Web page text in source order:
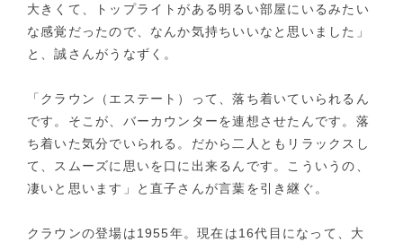
大きくて、トップライトがある明るい部屋にいるみたい
な感覚だったので、なんか気持ちいいなと思いました」
と、誠さんがうなずく。
「クラウン（エステート）って、落ち着いていられるん
です。そこが、バーカウンターを連想させたんです。落
ち着いた気分でいられる。だから二人ともリラックスし
て、スムーズに思いを口に出来るんです。こういうの、
凄いと思います」と直子さんが言葉を引き継ぐ。
クラウンの登場は1955年。現在は16代目になって、大